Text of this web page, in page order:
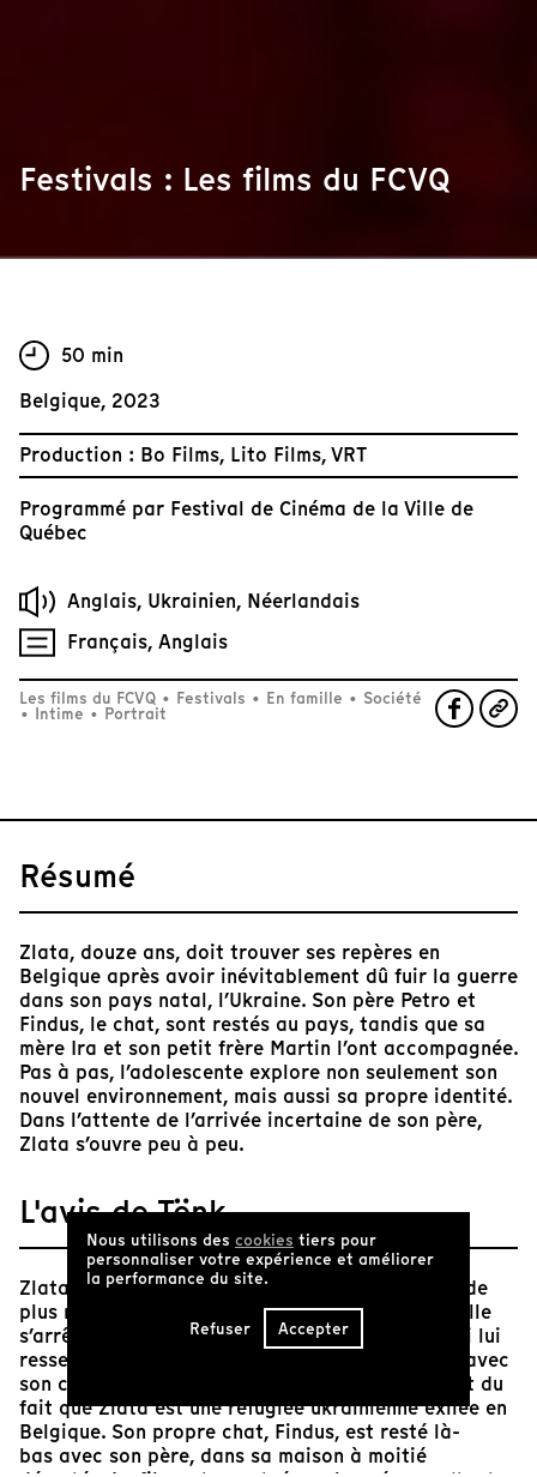
Festivals : Les films du FCVQ
50 min
Belgique, 2023
Production : Bo Films, Lito Films, VRT
Programmé par Festival de Cinéma de la Ville de
Québec
Anglais, Ukrainien, Néerlandais
Français, Anglais
Les films du FCVQ • Festivals • En famille • Société
• Intime • Portrait
Résumé
Zlata, douze ans, doit trouver ses repères en
Belgique après avoir inévitablement dû fuir la guerre
dans son pays natal, l’Ukraine. Son père Petro et
Findus, le chat, sont restés au pays, tandis que sa
mère Ira et son petit frère Martin l’ont accompagnée.
Pas à pas, l’adolescente explore non seulement son
nouvel environnement, mais aussi sa propre identité.
Dans l’attente de l’arrivée incertaine de son père,
Zlata s’ouvre peu à peu.
L'avis de Tënk
Zlata est une enfant ordinaire, tout ce qu’il y a de
plus normale, qui va au musée avec sa famille. Elle
s’arrête sur le tableau d’une jeune fille brune qui lui
ressemble, étalée sur un tapis persan et jouant avec
son chat. Tout cela serait d’un banal si ce n’était du
fait que Zlata est une réfugiée ukrainienne exilée en
Belgique. Son propre chat, Findus, est resté là-
bas avec son père, dans sa maison à moitié
Nous utilisons des cookies tiers pour
personnaliser votre expérience et améliorer
la performance du site.
Refuser Accepter